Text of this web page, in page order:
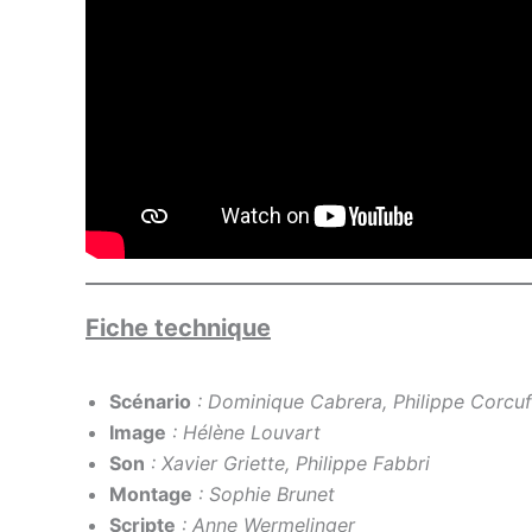
Fiche technique
Scénario : Dominique Cabrera, Philippe
Image : Hélène Louvart
Son : Xavier Griette, Philippe Fabbri
Montage : Sophie Brunet
Scripte : Anne Wermelinger